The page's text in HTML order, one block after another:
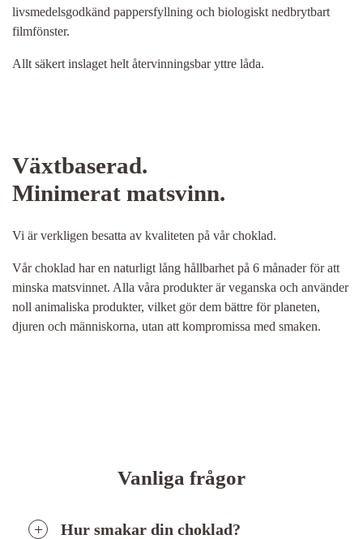
livsmedelsgodkänd pappersfyllning och biologiskt nedbrytbart
filmfönster.
Allt säkert inslaget helt återvinningsbar yttre låda.
Växtbaserad.
Minimerat matsvinn.
Vi är verkligen besatta av kvaliteten på vår choklad.
Vår choklad har en naturligt lång hållbarhet på 6 månader för att
minska matsvinnet. Alla våra produkter är veganska och använder
noll animaliska produkter, vilket gör dem bättre för planeten,
djuren och människorna, utan att kompromissa med smaken.
Vanliga frågor
Hur smakar din choklad?